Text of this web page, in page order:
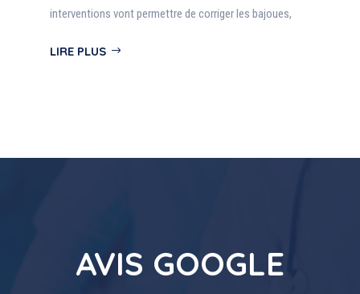
interventions vont permettre de corriger les bajoues,
LIRE PLUS
AVIS GOOGLE